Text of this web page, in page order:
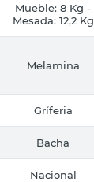
Mueble: 8 Kg -
Mesada: 12,2 Kg
Melamina
Gríferia
Bacha
Nacional